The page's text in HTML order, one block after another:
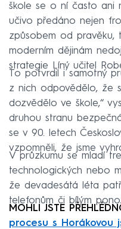
škole se o ní často ani
učivo předáno nejen
způsobem od pravěku,
moderním dějinám
strategie Líný učitel
To potvrdil i samotný
z nich odpovědělo, že
dozvědělo ve škole,“
druhou stranu
se v 90. letech
vzpomněli, že jsme
V průzkumu se mladí
technologických nebo
že devadesátá léta
telefonům či bílým
MOHLI JSTE
procesu s Horákovou